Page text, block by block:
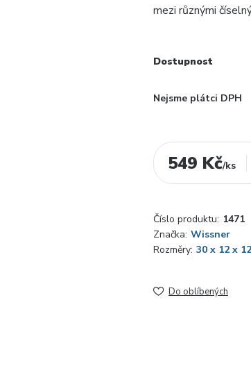
mezi různými
Dostupnost
Nejsme plátci DPH
549 Kč/ks
Číslo produktu: 1471
Značka: Wissner
Rozměry: 30 x 12 x
Do oblíbených